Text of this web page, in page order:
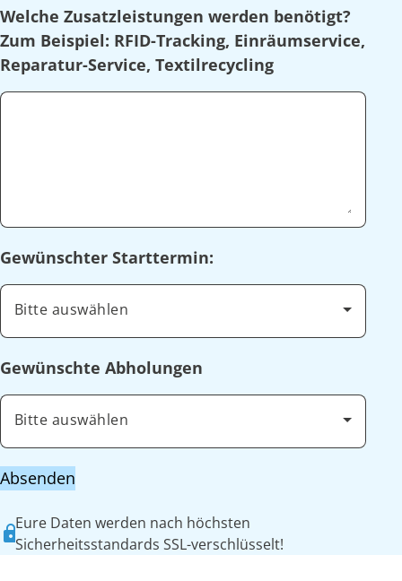
Welche Zusatzleistungen werden benötigt?
Zum Beispiel: RFID-Tracking, Einräumservice,
Reparatur-Service, Textilrecycling
Gewünschter Starttermin:
Bitte auswählen
Gewünschte Abholungen
Bitte auswählen
Absenden
Eure Daten werden nach höchsten
Sicherheitsstandards SSL-verschlüsselt!